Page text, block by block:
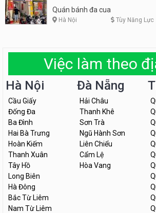
Quán bánh đa cua
Hà Nội Tùy Năng Lực
Việc làm theo
Hà Nội
Cầu Giấy
Đống Đa
Ba Đình
Hai Bà Trưng
Hoàn Kiếm
Thanh Xuân
Tây Hồ
Long Biên
Hà Đông
Bắc Từ Liêm
Nam Từ Liêm
Đà Nẵng
Hải Châu
Thanh Khê
Sơn Trà
Ngũ Hành Sơn
Liên Chiểu
Cẩm Lệ
Hòa Vang